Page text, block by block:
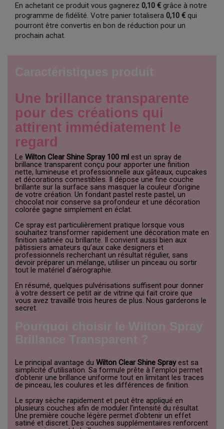
En achetant ce produit vous gagnerez 0,10 € grâce à notre
programme de fidélité. Votre panier totalisera 0,10 € qui
pourront être convertis en bon de réduction pour un
prochain achat.
Une brillance transparente
pour des créations qui
attirent immédiatement le
regard
Le Wilton Clear Shine Spray 100 ml est un spray de
brillance transparent conçu pour apporter une finition
nette, lumineuse et professionnelle aux gâteaux, cupcakes
et décorations comestibles. Il dépose une fine couche
brillante sur la surface sans masquer la couleur d’origine
de votre création. Un fondant pastel reste pastel, un
chocolat noir conserve sa profondeur et une décoration
colorée gagne simplement en éclat.
Ce spray est particulièrement pratique lorsque vous
souhaitez transformer rapidement une décoration mate en
finition satinée ou brillante. Il convient aussi bien aux
pâtissiers amateurs qu’aux cake designers et
professionnels recherchant un résultat régulier, sans
devoir préparer un mélange, utiliser un pinceau ou sortir
tout le matériel d’aérographie.
En résumé, quelques pulvérisations suffisent pour donner
à votre dessert ce petit air de vitrine qui fait croire que
vous avez travaillé trois heures de plus. Nous garderons le
secret.
Le principal avantage du Wilton Clear Shine Sprayest sa
simplicité d’utilisation. Sa formule prête à l’emploi permet
d’obtenir une brillance uniforme tout en limitant les traces
de pinceau, les coulures et les différences de finition.
Le spray sèche rapidement et peut être appliqué en
plusieurs couches afin de moduler l’intensité du résultat.
Une première couche légère permet d’obtenir un effet
satiné et discret. Des couches supplémentaires renforcent